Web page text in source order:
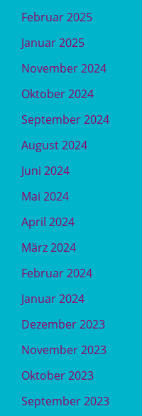
Februar 2025
Januar 2025
November 2024
Oktober 2024
September 2024
August 2024
Juni 2024
Mai 2024
April 2024
März 2024
Februar 2024
Januar 2024
Dezember 2023
November 2023
Oktober 2023
September 2023